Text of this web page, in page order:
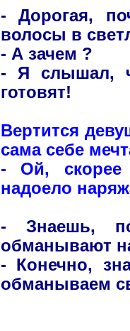
- Дорогая,
волосы в
- А зачем ?
- Я слышал,
готовят!
Вертится
сама себе
- Ой,
надоело
- Знаешь,
обманывают
- Конечно,
обманываем